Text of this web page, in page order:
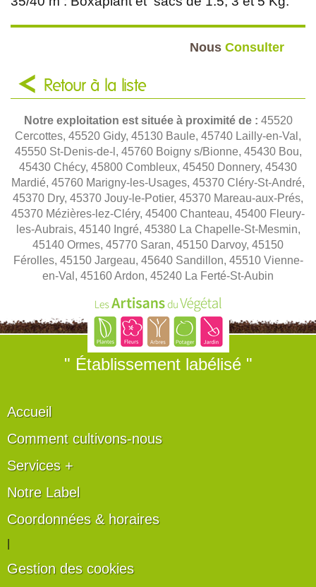
Nous Consulter
Retour à la liste
Notre exploitation est située à proximité de : 45520
Cercottes, 45520 Gidy, 45130 Baule, 45740 Lailly-en-Val,
45550 St-Denis-de-l, 45760 Boigny s/Bionne, 45430 Bou,
45430 Chécy, 45800 Combleux, 45450 Donnery, 45430
Mardié, 45760 Marigny-les-Usages, 45370 Cléry-St-André,
45370 Dry, 45370 Jouy-le-Potier, 45370 Mareau-aux-Prés,
45370 Mézières-lez-Cléry, 45400 Chanteau, 45400 Fleury-
les-Aubrais, 45140 Ingré, 45380 La Chapelle-St-Mesmin,
45140 Ormes, 45770 Saran, 45150 Darvoy, 45150
Férolles, 45150 Jargeau, 45640 Sandillon, 45510 Vienne-
en-Val, 45160 Ardon, 45240 La Ferté-St-Aubin
" Établissement labélisé "
Accueil
Comment cultivons-nous
Services +
Notre Label
Coordonnées & horaires
Gestion des cookies